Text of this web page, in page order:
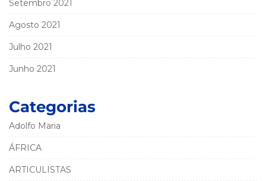
Setembro 2021
Agosto 2021
Julho 2021
Junho 2021
Categorias
Adolfo Maria
ÁFRICA
ARTICULISTAS